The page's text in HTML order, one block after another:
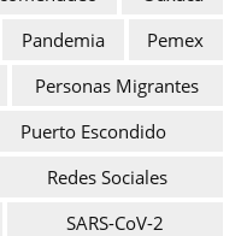
Pandemia
Pemex
Personas Migrantes
Puerto Escondido
Redes Sociales
SARS-CoV-2